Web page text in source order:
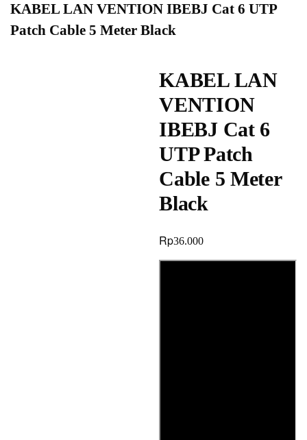
KABEL LAN VENTION IBEBJ Cat 6 UTP
Patch Cable 5 Meter Black
KABEL LAN
VENTION
IBEBJ Cat 6
UTP Patch
Cable 5 Meter
Black
Rp36.000